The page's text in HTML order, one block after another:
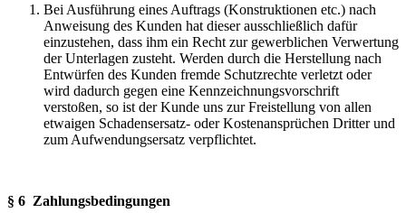
Bei Ausführung eines Auftrags (Konstruktionen etc.) nach
Anweisung des Kunden hat dieser ausschließlich dafür
einzustehen, dass ihm ein Recht zur gewerblichen Verwertung
der Unterlagen zusteht. Werden durch die Herstellung nach
Entwürfen des Kunden fremde Schutzrechte verletzt oder
wird dadurch gegen eine Kennzeichnungsvorschrift
verstoßen, so ist der Kunde uns zur Freistellung von allen
etwaigen Schadensersatz- oder Kostenansprüchen Dritter und
zum Aufwendungsersatz verpflichtet.
§ 6 Zahlungsbedingungen